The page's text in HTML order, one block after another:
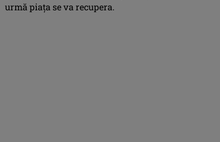
urmă piaţa se va recupera.